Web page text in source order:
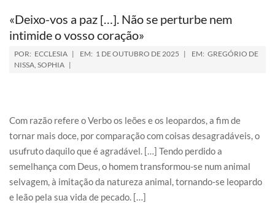
«Deixo-vos a paz […]. Não se perturbe nem
intimide o vosso coração»
POR: ECCLESIA EM: 1 DE OUTUBRO DE 2025 EM: GREGÓRIO DE
NISSA, SOPHIA
Com razão refere o Verbo os leões e os leopardos, a fim de
tornar mais doce, por comparação com coisas desagradáveis, o
usufruto daquilo que é agradável. […] Tendo perdido a
semelhança com Deus, o homem transformou-se num animal
selvagem, à imitação da natureza animal, tornando-se leopardo
e leão pela sua vida de pecado. […]